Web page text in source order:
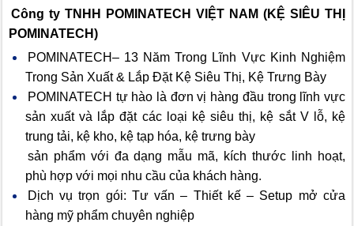
Công ty TNHH POMINATECH VIỆT NAM (KỆ SIÊU THỊ
POMINATECH)
POMINATECH– 13 Năm Trong Lĩnh Vực Kinh Nghiệm
Trong Sản Xuất & Lắp Đặt Kệ Siêu Thị, Kệ Trưng Bày
POMINATECH tự hào là đơn vị hàng đầu trong lĩnh vực
sản xuất và lắp đặt các loại kệ siêu thị, kệ sắt V lỗ, kệ
trung tải, kệ kho, kệ tạp hóa, kệ trưng bày
sản phẩm với đa dạng mẫu mã, kích thước linh hoạt,
phù hợp với mọi nhu cầu của khách hàng.
Dịch vụ trọn gói: Tư vấn – Thiết kế – Setup mở cửa
hàng mỹ phẩm chuyên nghiệp